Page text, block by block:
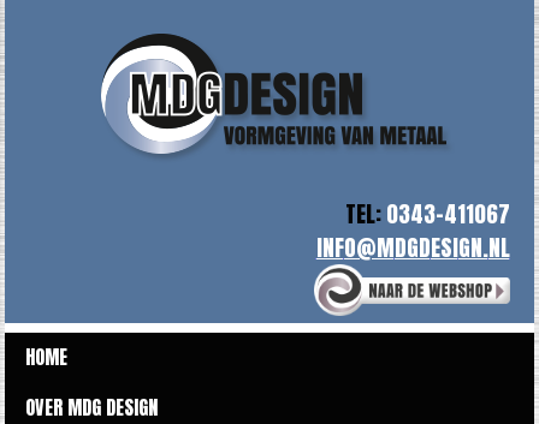
TEL:0343-411067
HOME
OVER MDG DESIGN